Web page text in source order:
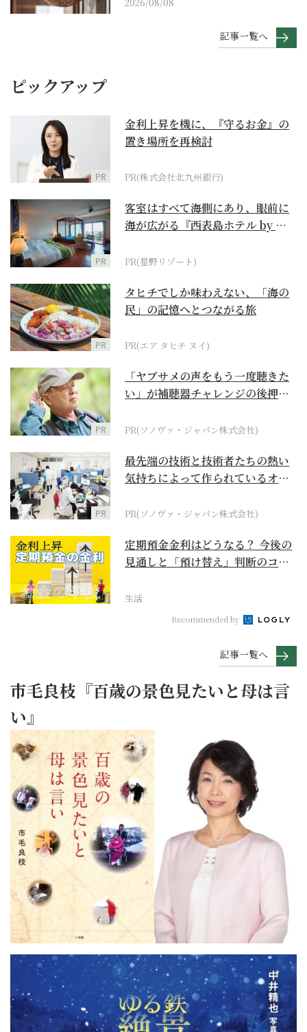
記事一覧へ
ピックアップ
PR
金利上昇を機に、『守るお金』の
置き場所を再検討
PR(株式会社北九州銀行)
PR
客室はすべて海側にあり、眼前に
海が広がる『西表島ホテル by 星
PR(星野リゾート)
PR
タヒチでしか味わえない、「海の
民」の記憶へとつながる旅
PR(エア タヒチ ヌイ)
PR
「ヤブサメの声をもう一度聴きた
い」が補聴器チャレンジの後押し
PR(ソノヴァ・ジャパン株式会社)
PR
最先端の技術と技術者たちの熱い
気持ちによって作られているオー
PR(ソノヴァ・ジャパン株式会社)
定期預金金利はどうなる？ 今後の
見通しと「預け替え」判断のコツ
生活
Recommended by
記事一覧へ
市毛良枝『百歳の景色見たいと母は言
い』